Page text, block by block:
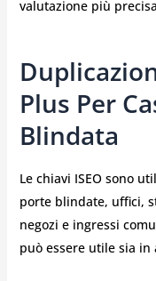
valutazione più
Plus Per
Blindata
Le chiavi ISEO sono
porte blindate, uffici,
negozi e ingressi
può essere utile sia